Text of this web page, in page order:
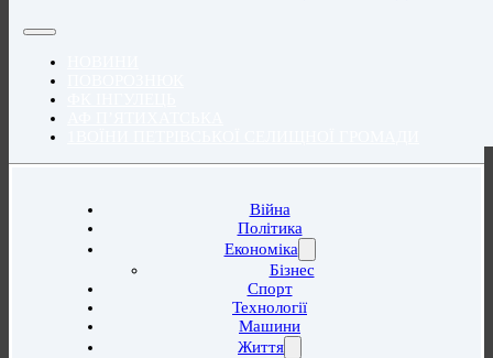
Війна
Політика
Економіка
Бізнес
Спорт
Технології
Машини
Життя